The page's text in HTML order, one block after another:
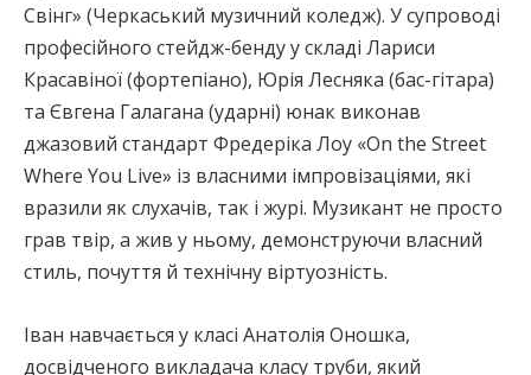
Свінг» (Черкаський музичний коледж). У супроводі
професійного стейдж-бенду у складі Лариси
Красавіної (фортепіано), Юрія Лесняка (бас-гітара)
та Євгена Галагана (ударні) юнак виконав
джазовий стандарт Фредеріка Лоу «On the Street
Where You Live» із власними імпровізаціями, які
вразили як слухачів, так і журі. Музикант не просто
грав твір, а жив у ньому, демонструючи власний
стиль, почуття й технічну віртуозність.
Іван навчається у класі Анатолія Оношка,
досвідченого викладача класу труби, який